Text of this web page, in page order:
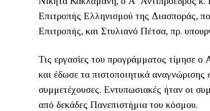
Επιτροπής Ελληνισμού της Διασποράς,
Επιτροπής, και Στυλιανό Πέτσα, πρ.
Τις εργασίες του προγράμματος τίμησε
και έδωσε τα πιστοποιητικά
συμμετέχουσες. Εντυπωσιακές ήταν οι
από δεκάδες Πανεπιστήμια του κόσμου.